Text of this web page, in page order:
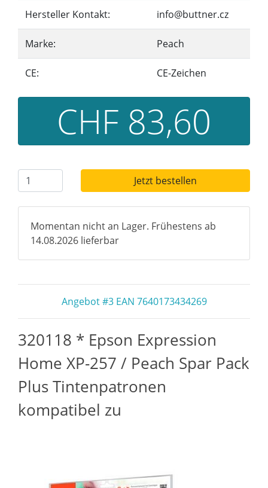
Hersteller Kontakt: info@buttner.cz
Marke: Peach
CE: CE-Zeichen
CHF 83,60
Jetzt bestellen
Momentan nicht an Lager. Frühestens ab
14.08.2026 lieferbar
Angebot #3 EAN 7640173434269
320118 * Epson Expression
Home XP-257 / Peach Spar Pack
Plus Tintenpatronen
kompatibel zu